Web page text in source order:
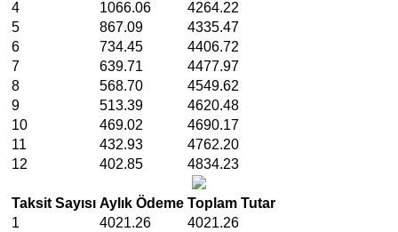
4 1066.06
4264.22
5
867.09
4335.47
6
734.45
4406.72
7
639.71
4477.97
8
568.70
4549.62
9
513.39
4620.48
10
469.02
4690.17
11
432.93
4762.20
12
402.85 4834.23
Taksit Sayısı Aylık Ödeme Toplam Tutar
1
4021.26
4021.26